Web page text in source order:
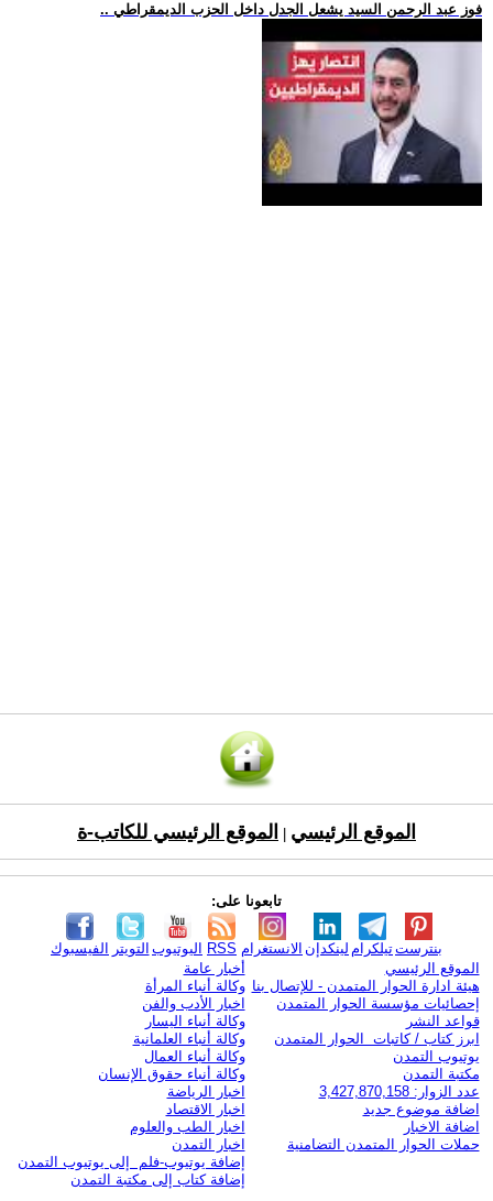
.. فوز عبد الرحمن السيد يشعل الجدل داخل الحزب الديمقراطي
الموقع الرئيسي الموقع الرئيسي للكاتب-ة
تابعونا على:
الفيسبوك التويتر اليوتيوب RSS الانستغرام لينكدإن تيلكرامبنترست
الموقع الرئيسي
هيئة ادارة الحوار المتمدن - للإتصال بنا
إحصائيات مؤسسة الحوار المتمدن
قواعد النشر
ابرز كتاب / كاتبات الحوار المتمدن
يوتيوب التمدن
مكتبة التمدن
عدد الزوار: 3,427,870,158
اضافة موضوع جديد
اضافة الاخبار
حملات الحوار المتمدن التضامنية
أخبار عامة
وكالة أنباء المرأة
اخبار الأدب والفن
وكالة أنباء اليسار
وكالة أنباء العلمانية
وكالة أنباء العمال
وكالة أنباء حقوق الإنسان
اخبار الرياضة
اخبار الاقتصاد
اخبار الطب والعلوم
اخبار التمدن
إضافة يوتيوب-فلم إلى يوتيوب التمدن
إضافة كتاب إلى مكتبة التمدن